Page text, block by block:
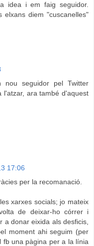
idea i em faig seguidor.
diem "cuscanelles"
seguidor pel Twitter
l'atzar, ara també d'aquest
17:06
per la recomanació.
xarxes socials; jo mateix
de deixar-ho córrer i
a donar eixida als desficis,
moment ahi seguim (per
fb una pàgina per a la línia